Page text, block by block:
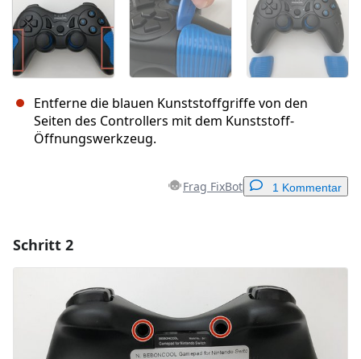
Entferne die blauen Kunststoffgriffe von den
Seiten des Controllers mit dem Kunststoff-
Öffnungswerkzeug.
Frag FixBot 1 Kommentar
Kommentar hinzufügen
Abbrechen Kommentieren
Schritt 2